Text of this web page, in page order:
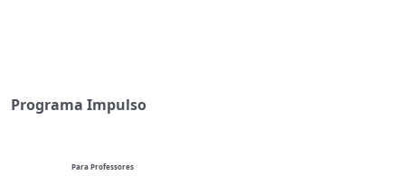
Programa Impulso
Para Professores